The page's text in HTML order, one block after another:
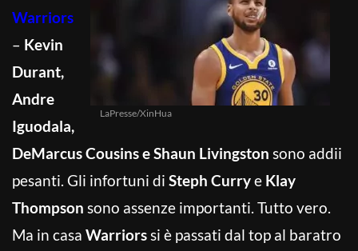
LaPresse/XinHua
Warriors
– Kevin
Durant,
Andre
Iguodala,
DeMarcus Cousins e Shaun Livingston sono addii
pesanti. Gli infortuni di Steph Currye Klay
Thompson sono assenze importanti. Tutto vero.
Ma in casa Warriorssi è passati dal top al baratro